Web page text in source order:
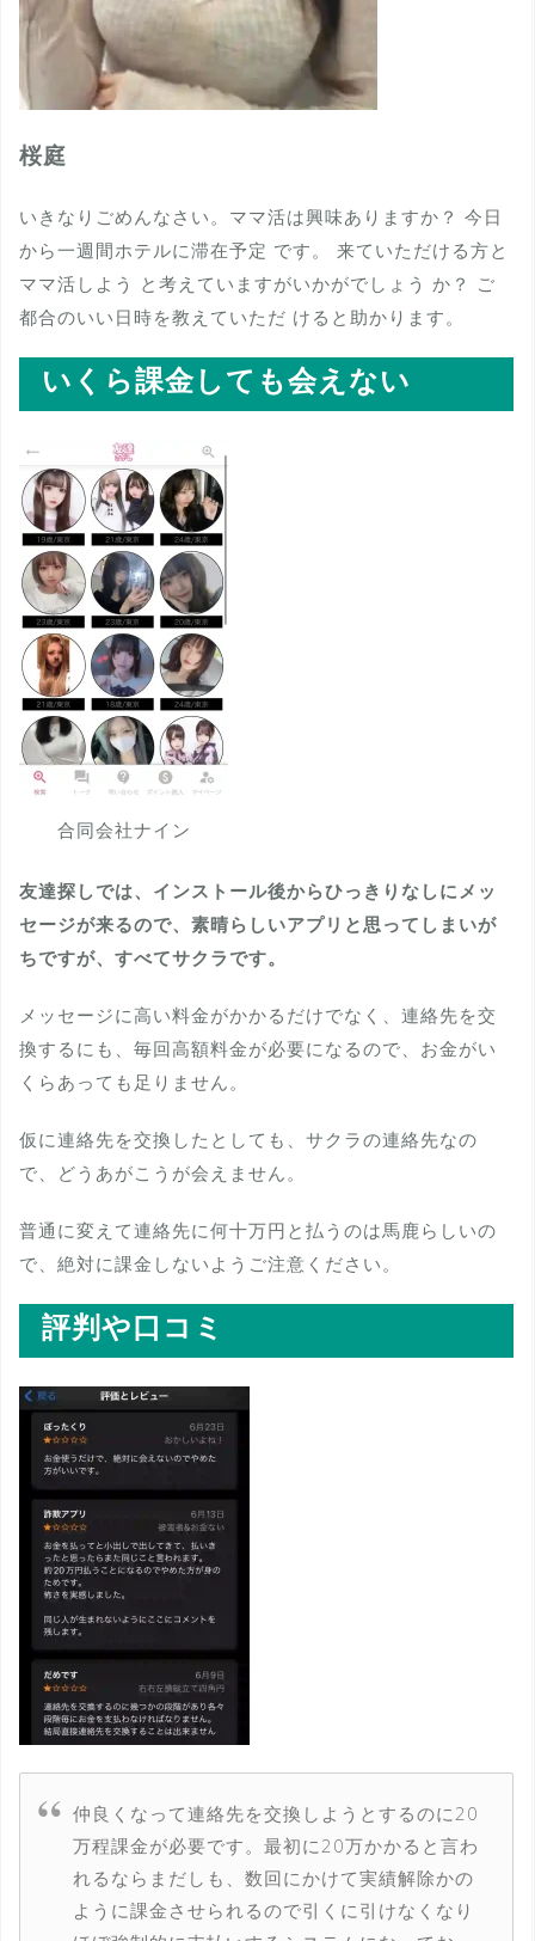
桜庭
いきなりごめんなさい。ママ活は興味ありますか？ 今日
から一週間ホテルに滞在予定 です。 来ていただける方と
ママ活しよう と考えていますがいかがでしょう か？ ご
都合のいい日時を教えていただ けると助かります。
いくら課金しても会えない
合同会社ナイン
友達探しでは、インストール後からひっきりなしにメッ
セージが来るので、素晴らしいアプリと思ってしまいが
ちですが、すべてサクラです。
メッセージに高い料金がかかるだけでなく、連絡先を交
換するにも、毎回高額料金が必要になるので、お金がい
くらあっても足りません。
仮に連絡先を交換したとしても、サクラの連絡先なの
で、どうあがこうが会えません。
普通に変えて連絡先に何十万円と払うのは馬鹿らしいの
で、絶対に課金しないようご注意ください。
評判や口コミ
仲良くなって連絡先を交換しようとするのに20
万程課金が必要です。最初に20万かかると言わ
れるならまだしも、数回にかけて実績解除かの
ように課金させられるので引くに引けなくなり